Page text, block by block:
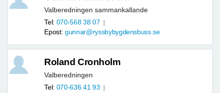
Valberedningen sammankallande
Tel: 070-568 38 07
Epost: gunnar@ryssbybygdensbuss.se
Roland Cronholm
Valberedningen
Tel: 070-636 41 93